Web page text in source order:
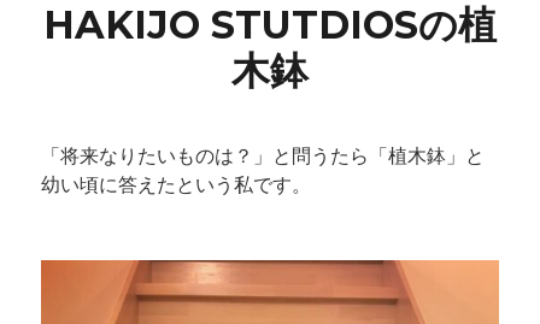
HAKIJO STUTDIOSの植
木鉢
「将来なりたいものは？」と問うたら「植木鉢」と
幼い頃に答えたという私です。